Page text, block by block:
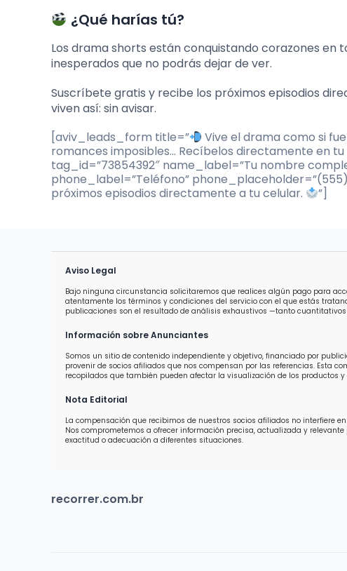
¿Qué harías tú?
Los drama shorts están conquistando corazones en
inesperados que no podrás dejar de ver.
Suscríbete gratis y recibe los próximos episodios
viven así: sin avisar.
[aviv_leads_form title=”
Vive el drama como si
romances imposibles… Recíbelos directamente en
tag_id=”73854392″ name_label=”Tu nombre
phone_label=”Teléfono”
próximos episodios directamente a tu celular.
”]
Aviso Legal
Bajo ninguna circunstancia solicitaremos que realices algún pago para
atentamente los términos y condiciones del servicio con el que estás
publicaciones son el resultado de análisis exhaustivos —tanto
Información sobre Anunciantes
Somos un sitio de contenido independiente y objetivo, financiado por
provenir de socios afiliados que nos compensan por las referencias. Esta
recopilados que también pueden afectar la visualización de los productos
Nota Editorial
La compensación que recibimos de nuestros socios afiliados no interfiere
Nos comprometemos a ofrecer información precisa, actualizada y
exactitud o adecuación a diferentes situaciones.
recorrer.com.br